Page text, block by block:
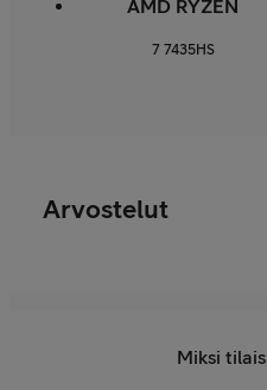
AMD RYZEN
7 7435HS
Arvostelut
Miksi